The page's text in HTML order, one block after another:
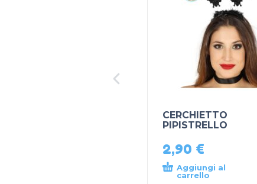
CERCHIETTO
PIPISTRELLO
2,90 €
Aggiungi al
carrello